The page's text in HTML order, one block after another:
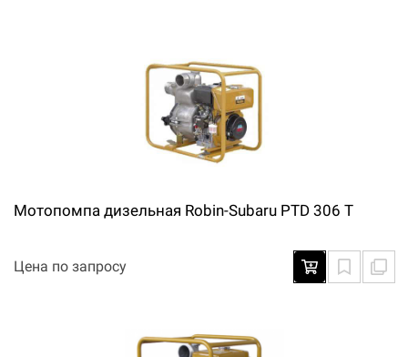
Мотопомпа дизельная Robin-Subaru PTD 306 T
Цена по запросу